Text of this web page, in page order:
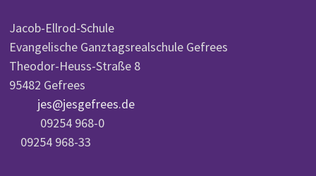
Jacob-Ellrod-Schule
Evangelische Ganztagsrealschule Gefrees
Theodor-Heuss-Straße 8
95482 Gefrees
jes@jesgefrees.de
09254 968-0
09254 968-33